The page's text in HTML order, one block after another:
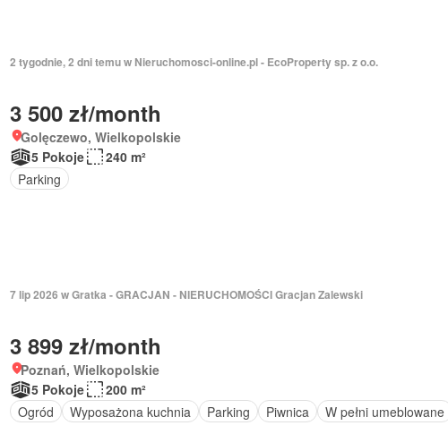
2 tygodnie, 2 dni temu w Nieruchomosci-online.pl - EcoProperty sp. z o.o.
3 500 zł/month
Golęczewo, Wielkopolskie
5 Pokoje
240 m²
Parking
7 lip 2026 w Gratka - GRACJAN - NIERUCHOMOŚCI Gracjan Zalewski
3 899 zł/month
Poznań, Wielkopolskie
5 Pokoje
200 m²
Ogród
Wyposażona kuchnia Parking Piwnica W pełni umeblowane